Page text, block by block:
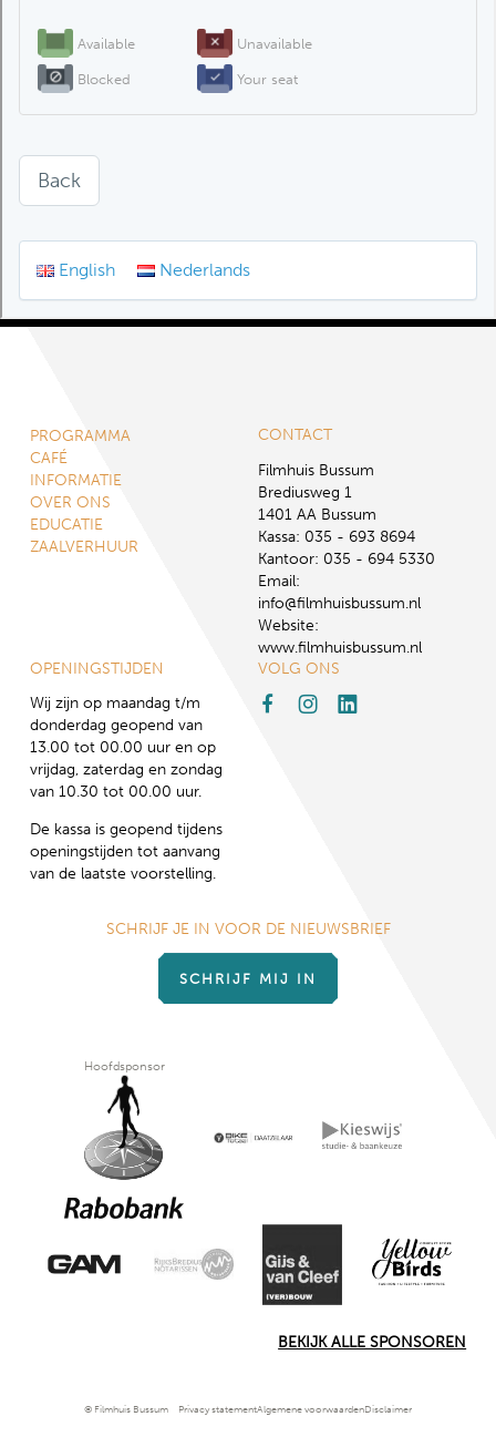
PROGRAMMA
CAFÉ
INFORMATIE
OVER ONS
EDUCATIE
ZAALVERHUUR
CONTACT
Filmhuis Bussum
Brediusweg 1
1401 AA Bussum
Kassa: 035 - 693 8694
Kantoor: 035 - 694 5330
Email:
info@filmhuisbussum.nl
Website:
www.filmhuisbussum.nl
OPENINGSTIJDEN
Wij zijn op maandag t/m
donderdag geopend van
13.00 tot 00.00 uur en op
vrijdag, zaterdag en zondag
van 10.30 tot 00.00 uur.
De kassa is geopend tijdens
openingstijden tot aanvang
van de laatste voorstelling.
VOLG ONS
SCHRIJF JE IN VOOR DE NIEUWSBRIEF
SCHRIJF MIJ IN
Hoofdsponsor
BEKIJK ALLE SPONSOREN
© Filmhuis Bussum Privacy statementAlgemene voorwaardenDisclaimer